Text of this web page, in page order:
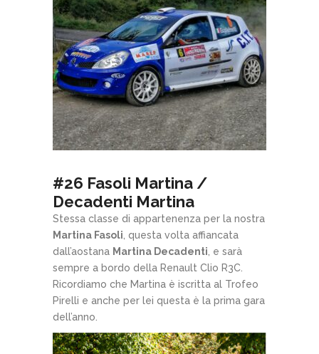
#26 Fasoli Martina /
Decadenti Martina
Stessa classe di appartenenza per la nostra
Martina Fasoli , questa volta affiancata
dall’aostana Martina Decadenti , e sarà
sempre a bordo della Renault Clio R3C.
Ricordiamo che Martina è iscritta al Trofeo
Pirelli e anche per lei questa è la prima gara
dell’anno.